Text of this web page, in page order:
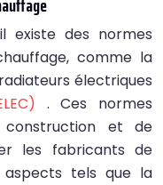
existe des normes
comme la
électriques
. Ces normes
construction et de
les fabricants de
aspects tels que la